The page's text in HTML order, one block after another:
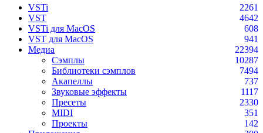
VSTi
2261
VST
4642
VSTi для MacOS
608
VST для MacOS
941
Медиа
22394
Сэмплы
10287
Библиотеки сэмплов
7494
Акапеллы
737
Звуковые эффекты
1117
Пресеты
2330
MIDI
351
Проекты
142